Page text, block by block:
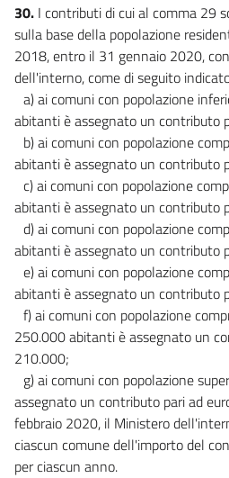
30. I contributi di cui al comma 29
sulla base della popolazione
2018, entro il 31 gennaio 2020,
dell'interno, come di seguito
a) ai comuni con popolazione
abitanti è assegnato un contributo
b) ai comuni con popolazione
abitanti è assegnato un contributo
c) ai comuni con popolazione
abitanti è assegnato un contributo
d) ai comuni con popolazione
abitanti è assegnato un contributo
e) ai comuni con popolazione
abitanti è assegnato un contributo
f) ai comuni con popolazione
250.000 abitanti è assegnato un
210.000;
g) ai comuni con popolazione
assegnato un contributo pari ad
febbraio 2020, il Ministero
ciascun comune dell'importo del
per ciascun anno.